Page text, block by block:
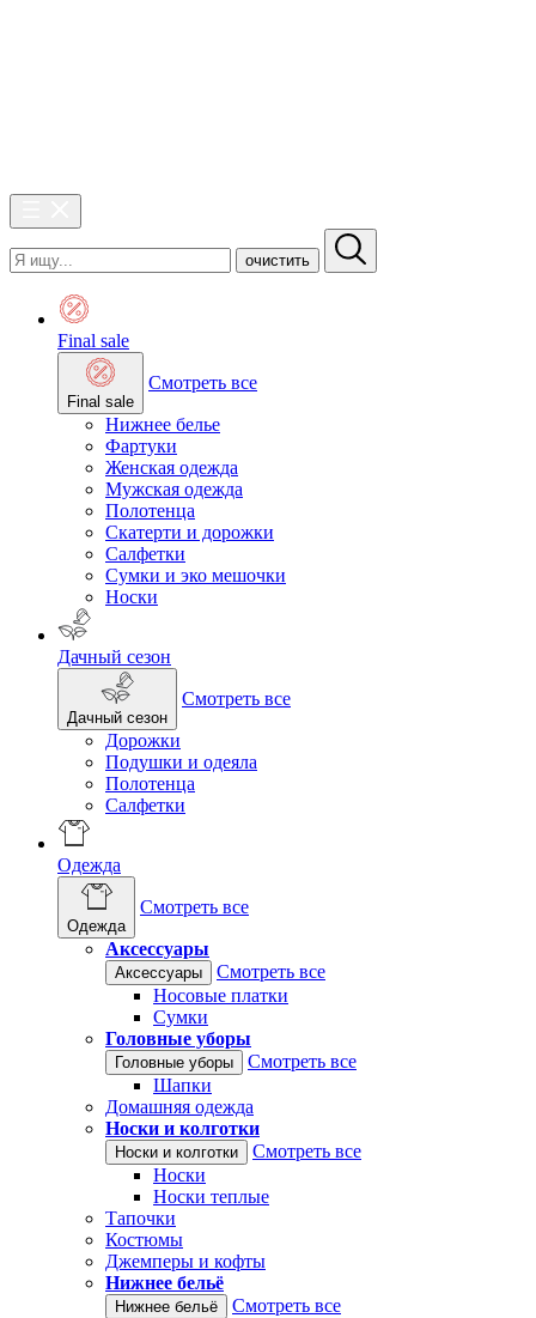
очистить
Final sale
Final sale
Смотреть все
Нижнее белье
Фартуки
Женская одежда
Мужская одежда
Полотенца
Скатерти и дорожки
Салфетки
Сумки и эко мешочки
Носки
Дачный сезон
Дачный сезон
Смотреть все
Дорожки
Подушки и одеяла
Полотенца
Салфетки
Одежда
Одежда
Смотреть все
Аксессуары
Аксессуары
Смотреть все
Носовые платки
Сумки
Головные уборы
Головные уборы
Смотреть все
Шапки
Домашняя одежда
Носки и колготки
Носки и колготки
Смотреть все
Носки
Носки теплые
Тапочки
Костюмы
Джемперы и кофты
Нижнее бельё
Нижнее бельё
Смотреть все